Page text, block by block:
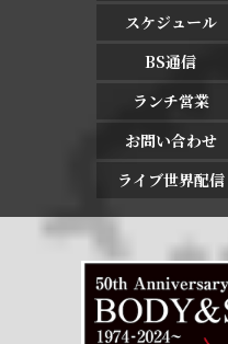
スケジュール
BS通信
ランチ営業
お問い合わせ
ライブ世界配信